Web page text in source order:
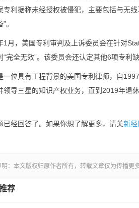
专利据称未经授权被侵犯，主要包括与无
。
，美国专利审判及上诉委员会在针对
“完全无效”。该委员会还认定其他6项专利
具有工程背景的美国专利律师，自1997
领导三星的知识产权业务，直到2019年退
已经回答了。如果你想了解更多，请关新
明：本文版权归原作者所有，转载文章仅为传播
荐